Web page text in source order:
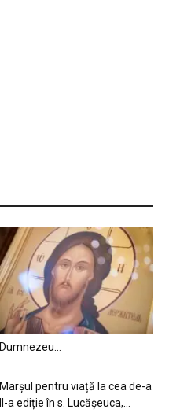
Dumnezeu…
Marșul pentru viață la cea de-a
II-a ediție în s. Lucășeuca,...